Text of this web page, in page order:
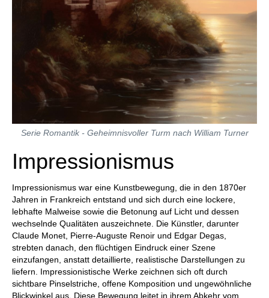
Serie Romantik - Geheimnisvoller Turm nach William Turner
Impressionismus
Impressionismus war eine Kunstbewegung, die in den 1870er
Jahren in Frankreich entstand und sich durch eine lockere,
lebhafte Malweise sowie die Betonung auf Licht und dessen
wechselnde Qualitäten auszeichnete. Die Künstler, darunter
Claude Monet, Pierre-Auguste Renoir und Edgar Degas,
strebten danach, den flüchtigen Eindruck einer Szene
einzufangen, anstatt detaillierte, realistische Darstellungen zu
liefern. Impressionistische Werke zeichnen sich oft durch
sichtbare Pinselstriche, offene Komposition und ungewöhnliche
Blickwinkel aus. Diese Bewegung leitet in ihrem Abkehr vom